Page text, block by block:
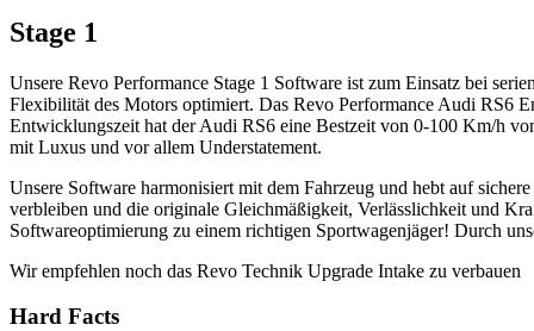
Stage 1
Unsere Revo Performance Stage 1 Software ist zum Einsatz bei
Flexibilität des Motors optimiert. Das Revo Performance Audi RS6
Entwicklungszeit hat der Audi RS6 eine Bestzeit von 0-100 Km/h
mit Luxus und vor allem Understatement.
Unsere Software harmonisiert mit dem Fahrzeug und hebt auf
verbleiben und die originale Gleichmäßigkeit, Verlässlichkeit und
Softwareoptimierung zu einem richtigen Sportwagenjäger! Durch
Wir empfehlen noch das Revo Technik Upgrade Intake zu verbauen
Hard Facts